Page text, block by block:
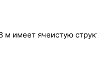
имеет ячеистую